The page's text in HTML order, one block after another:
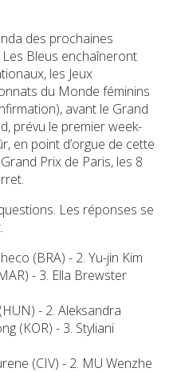
des prochaines
Les Bleus enchaîneront
les Jeux
du Monde féminins
avant le Grand
prévu le premier week-
en point d’orgue de cette
Prix de Paris, les 8
Les réponses se
(BRA) - 2. Yu-jin Kim
- 3. Ella Brewster
- 2. Aleksandra
(KOR) - 3. Styliani
(CIV) - 2. MU Wenzhe